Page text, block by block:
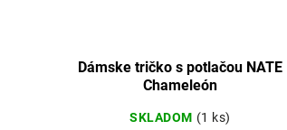
Dámske tričko s potlačou NATE
Chameleón
SKLADOM (1 ks)